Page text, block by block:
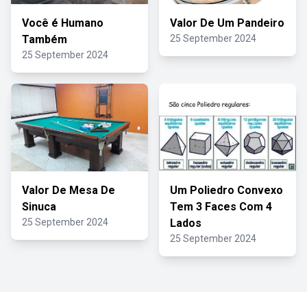
Você é Humano
Também
25 September 2024
Valor De Um Pandeiro
25 September 2024
Valor De Mesa De
Sinuca
25 September 2024
Um Poliedro Convexo
Tem 3 Faces Com 4
Lados
25 September 2024